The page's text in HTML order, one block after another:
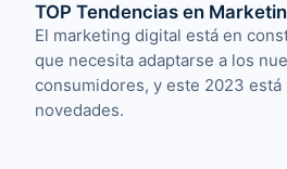
TOP Tendencias en
El marketing digital está en
que necesita adaptarse a los
consumidores, y este 2023 está
novedades.